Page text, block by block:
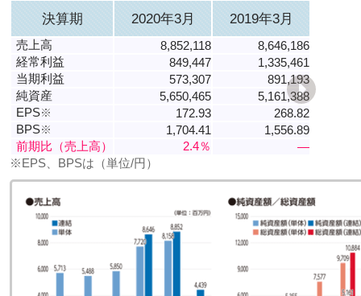
決算期 2020年3月 2019年3月
売上高 8,852,118
8,646,186
経常利益
849,447
1,335,461
当期利益
573,307
891,193
純資産
5,650,465
5,161,388
EPS※ 172.93
268.82
BPS※ 1,704.41
1,556.89
前期比（売上高）
2.4％
―
※EPS、BPSは（単位/円）